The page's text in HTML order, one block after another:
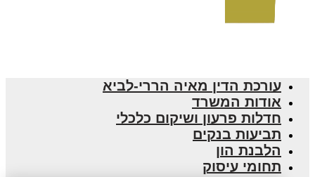
עורכת הדין מאיה הררי-לביא
אודות המשרד
חדלות פרעון ושיקום כלכלי
תביעות בנקים
הלבנת הון
תחומי עיסוק